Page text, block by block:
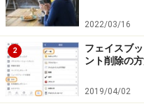
2022/03/16
2
フェイスブ
ント削除の
2019/04/02